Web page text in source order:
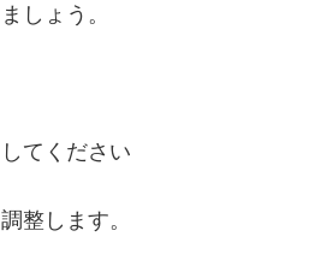
しょう。
てください
整します。